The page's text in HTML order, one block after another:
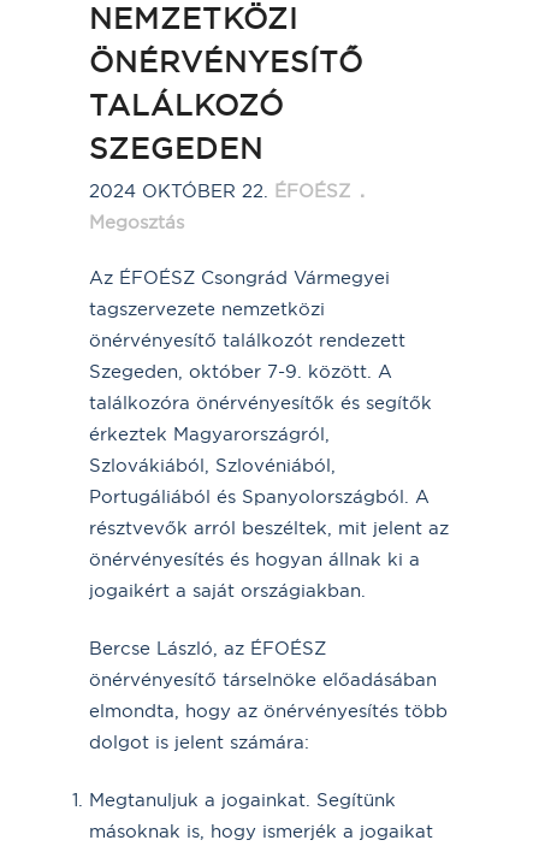
NEMZETKÖZI
ÖNÉRVÉNYESÍTŐ
TALÁLKOZÓ
SZEGEDEN
2024 OKTÓBER 22. ÉFOÉSZ
Megosztás
Az ÉFOÉSZ Csongrád Vármegyei
tagszervezete nemzetközi
önérvényesítő találkozót rendezett
Szegeden, október 7-9. között. A
találkozóra önérvényesítők és segítők
érkeztek Magyarországról,
Szlovákiából, Szlovéniából,
Portugáliából és Spanyolországból. A
résztvevők arról beszéltek, mit jelent az
önérvényesítés és hogyan állnak ki a
jogaikért a saját országiakban.
Bercse László, az ÉFOÉSZ
önérvényesítő társelnöke előadásában
elmondta, hogy az önérvényesítés több
dolgot is jelent számára:
Megtanuljuk a jogainkat. Segítünk
másoknak is, hogy ismerjék a jogaikat